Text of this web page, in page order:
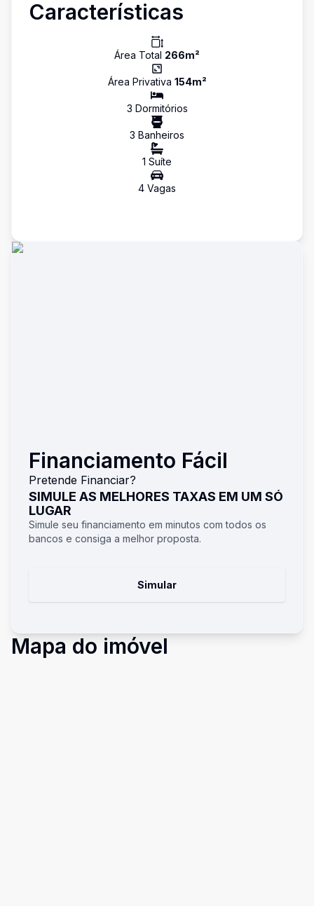
Características
Área Total 266m²
Área Privativa 154m²
3 Dormitórios
3 Banheiros
1 Suíte
4 Vagas
Financiamento Fácil
Pretende Financiar?
SIMULE AS MELHORES TAXAS EM UM SÓ
LUGAR
Simule seu financiamento em minutos com todos os
bancos e consiga a melhor proposta.
Simular
Mapa do imóvel